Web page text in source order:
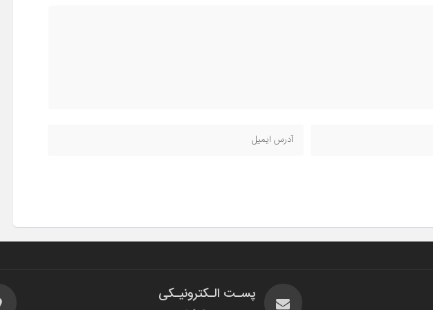
پسـت الـکترونیـکی